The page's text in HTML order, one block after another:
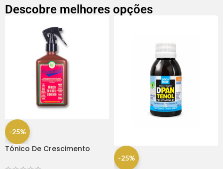
Descobre melhores opções
-25%
Tónico De Crescimento
-25%